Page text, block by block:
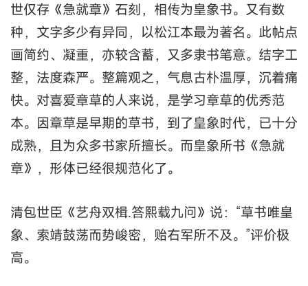
世仅存《急就章》石刻，相传为皇象书。又有数
种，文字多少有异同，以松江本最为著名。此帖点
画简约、凝重，亦较含蓄，又多隶书笔意。结字工
整，法度森严。整篇观之，气息古朴温厚，沉着痛
快。对喜爱章草的人来说，是学习章草的优秀范
本。因章草是早期的草书，到了皇象时代，已十分
成熟，且为众多书家所擅长。而皇象所书《急就
章》，形体已经很规范化了。
清包世臣《艺舟双楫.答熙载九问》说：“草书唯皇
象、索靖鼓荡而势峻密，贻右军所不及。”评价极
高。